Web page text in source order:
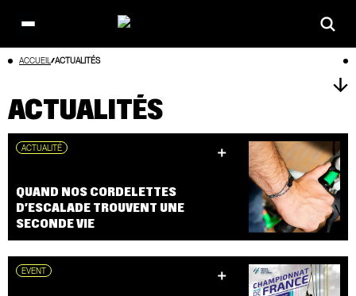
Aller
Open
main
menu
ACCUEIL ACTUALITÉS
ACTUALITÉS
ACTUALITÉ
QUAND NOS CORDELETTES
D’ESCALADE TROUVENT UNE
SECONDE VIE
EVENT